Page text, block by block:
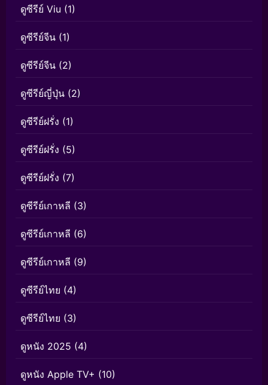
ดูซีรีย์ Viu (1)
ดูซีรีย์จีน (1)
ดูซีรีย์จีน (2)
ดูซีรีย์ญี่ปุ่น (2)
ดูซีรีย์ฝรั่ง (1)
ดูซีรีย์ฝรั่ง (5)
ดูซีรีย์ฝรั่ง (7)
ดูซีรีย์เกาหลี (3)
ดูซีรีย์เกาหลี (6)
ดูซีรีย์เกาหลี (9)
ดูซีรีย์ไทย (4)
ดูซีรีย์ไทย (3)
ดูหนัง 2025 (4)
ดูหนัง Apple TV+ (10)